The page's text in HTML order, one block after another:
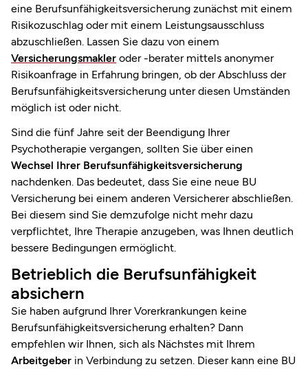
eine Berufsunfähigkeitsversicherung zunächst mit einem
Risikozuschlag oder mit einem Leistungsausschluss
abzuschließen. Lassen Sie dazu von einem
Versicherungsmakler oder -berater mittels anonymer
Risikoanfrage in Erfahrung bringen, ob der Abschluss der
Berufsunfähigkeitsversicherung unter diesen Umständen
möglich ist oder nicht.
Sind die fünf Jahre seit der Beendigung Ihrer
Psychotherapie vergangen, sollten Sie über einen
Wechsel Ihrer Berufsunfähigkeitsversicherung
nachdenken. Das bedeutet, dass Sie eine neue BU
Versicherung bei einem anderen Versicherer abschließen.
Bei diesem sind Sie demzufolge nicht mehr dazu
verpflichtet, Ihre Therapie anzugeben, was Ihnen deutlich
bessere Bedingungen ermöglicht.
Betrieblich die Berufsunfähigkeit
absichern
Sie haben aufgrund Ihrer Vorerkrankungen keine
Berufsunfähigkeitsversicherung erhalten? Dann
empfehlen wir Ihnen, sich als Nächstes mit Ihrem
Arbeitgeber in Verbindung zu setzen. Dieser kann eine BU